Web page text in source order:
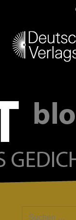
Suchen